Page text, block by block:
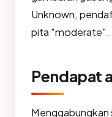
Unknown,
pita "moderate".
Pendapat
Menggabungkan